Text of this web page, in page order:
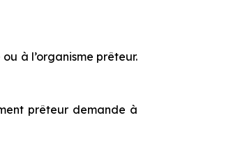
à l’organisme prêteur.
prêteur demande à